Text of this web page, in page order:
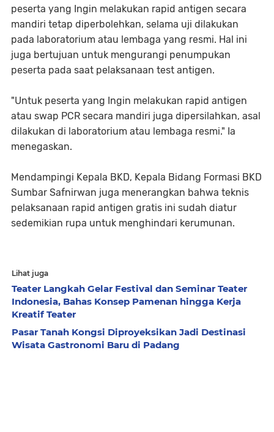
peserta yang Ingin melakukan rapid antigen secara
mandiri tetap diperbolehkan, selama uji dilakukan
pada laboratorium atau lembaga yang resmi. Hal ini
juga bertujuan untuk mengurangi penumpukan
peserta pada saat pelaksanaan test antigen.
"Untuk peserta yang Ingin melakukan rapid antigen
atau swap PCR secara mandiri juga dipersilahkan, asal
dilakukan di laboratorium atau lembaga resmi." Ia
menegaskan.
Mendampingi Kepala BKD, Kepala Bidang Formasi BKD
Sumbar Safnirwan juga menerangkan bahwa teknis
pelaksanaan rapid antigen gratis ini sudah diatur
sedemikian rupa untuk menghindari kerumunan.
Lihat juga
Teater Langkah Gelar Festival dan Seminar Teater
Indonesia, Bahas Konsep Pamenan hingga Kerja
Kreatif Teater
Pasar Tanah Kongsi Diproyeksikan Jadi Destinasi
Wisata Gastronomi Baru di Padang